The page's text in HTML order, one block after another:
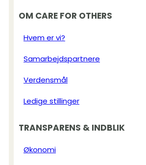
OM CARE FOR OTHERS
Hvem er vi?
Samarbejdspartnere
Verdensmål
Ledige stillinger
TRANSPARENS & INDBLIK
Økonomi